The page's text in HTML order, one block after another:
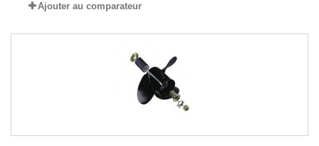
Ajouter au comparateur